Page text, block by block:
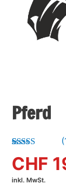
Pferd
5.00 von 5,
basierend
auf
(
CHF
inkl. MwSt.